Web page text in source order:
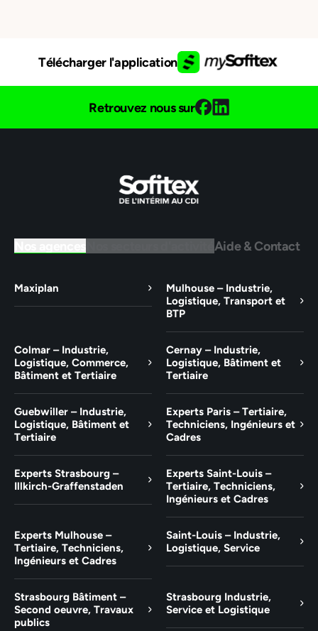
Télécharger l'application
Retrouvez nous sur
Aide & Contact
Maxiplan
Mulhouse – Industrie,
Logistique, Transport et
BTP
Colmar – Industrie,
Logistique, Commerce,
Bâtiment et Tertiaire
Cernay – Industrie,
Logistique, Bâtiment et
Tertiaire
Guebwiller – Industrie,
Logistique, Bâtiment et
Tertiaire
Experts Paris – Tertiaire,
Techniciens, Ingénieurs et
Cadres
Experts Strasbourg –
Illkirch-Graffenstaden
Experts Saint-Louis –
Tertiaire, Techniciens,
Ingénieurs et Cadres
Experts Mulhouse –
Tertiaire, Techniciens,
Ingénieurs et Cadres
Saint-Louis – Industrie,
Logistique, Service
Strasbourg Bâtiment –
Second oeuvre, Travaux
publics
Strasbourg Industrie,
Service et Logistique